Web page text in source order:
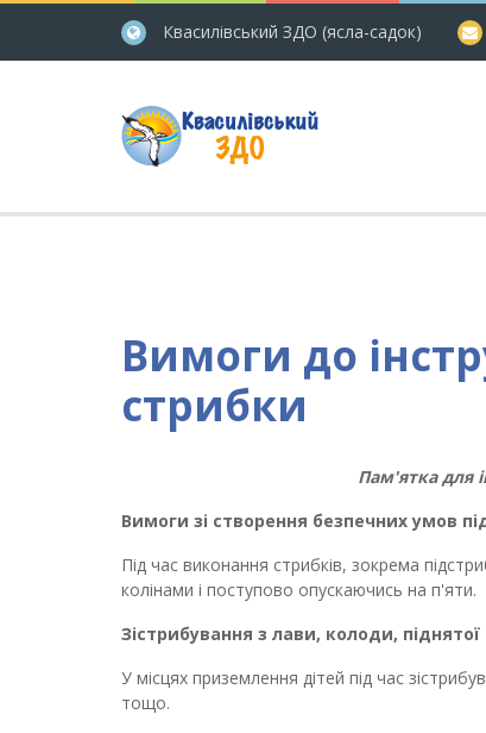
Квасилівський ЗДО (ясла-садок)
Вимоги до
стрибки
Пам'ятка для
Вимоги зі створення безпечних умов
Під час виконання стрибків, зокрема
колінами і поступово опускаючись на п'яти.
Зістрибування з лави, колоди,
У місцях приземлення дітей під час
тощо.